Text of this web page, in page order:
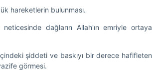
hareketlerin bulunması.
dağların Allah'ın emriyle ortaya
şiddeti ve baskıyı bir derece hafifleten
görmesi.